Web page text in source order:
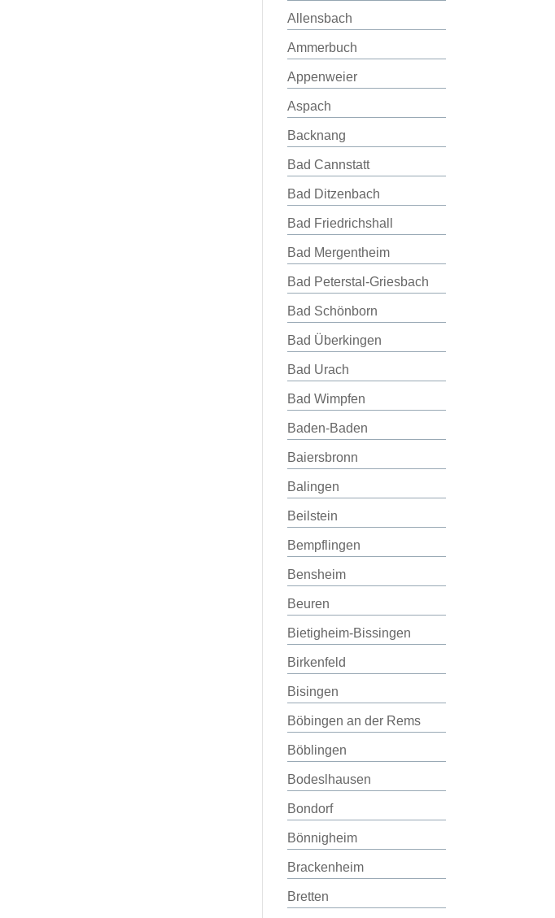
Allensbach
Ammerbuch
Appenweier
Aspach
Backnang
Bad Cannstatt
Bad Ditzenbach
Bad Friedrichshall
Bad Mergentheim
Bad Peterstal-Griesbach
Bad Schönborn
Bad Überkingen
Bad Urach
Bad Wimpfen
Baden-Baden
Baiersbronn
Balingen
Beilstein
Bempflingen
Bensheim
Beuren
Bietigheim-Bissingen
Birkenfeld
Bisingen
Böbingen an der Rems
Böblingen
Bodeslhausen
Bondorf
Bönnigheim
Brackenheim
Bretten